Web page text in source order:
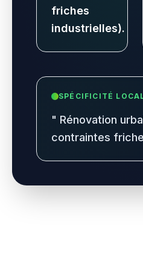
friches
industrielles).
SPÉCIFICITÉ
" Rénovation
contraintes